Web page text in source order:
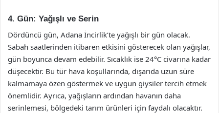
4. Gün: Yağışlı ve Serin
Dördüncü gün, Adana İncirlik’te yağışlı bir gün olacak.
Sabah saatlerinden itibaren etkisini gösterecek olan yağışlar,
gün boyunca devam edebilir. Sıcaklık ise 24°C civarına kadar
düşecektir. Bu tür hava koşullarında, dışarıda uzun süre
kalmamaya özen göstermek ve uygun giysiler tercih etmek
önemlidir. Ayrıca, yağışların ardından havanın daha
serinlemesi, bölgedeki tarım ürünleri için faydalı olacaktır.